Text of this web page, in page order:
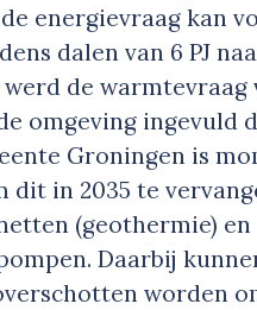
energievraag kan
dalen van 6 PJ
de warmtevraag
omgeving ingevuld
Groningen is
dit in 2035 te
(geothermie) en
Daarbij
worden